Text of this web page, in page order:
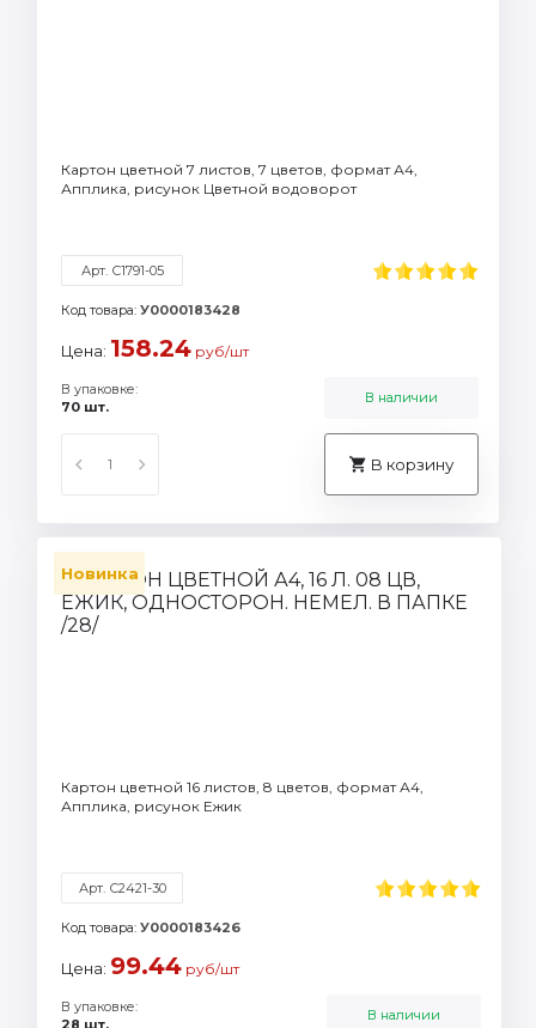
Картон цветной 7 листов, 7 цветов, формат А4,
Апплика, рисунок Цветной водоворот
Арт. С1791-05
Код товара: У0000183428
Цена: 158.24 руб/шт
В упаковке:
70 шт.
В наличии
В корзину
Новинка
Картон цветной 16 листов, 8 цветов, формат А4,
Апплика, рисунок Ежик
Арт. С2421-30
Код товара: У0000183426
Цена: 99.44 руб/шт
В упаковке:
28 шт.
В наличии